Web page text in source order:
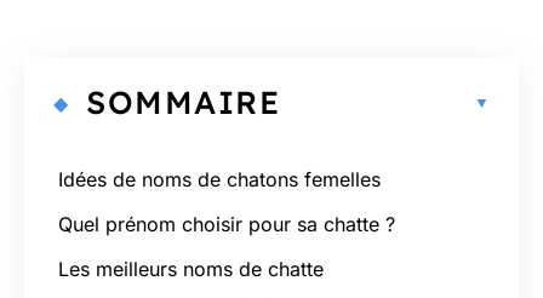
SOMMAIRE
Idées de noms de chatons femelles
Quel prénom choisir pour sa chatte ?
Les meilleurs noms de chatte